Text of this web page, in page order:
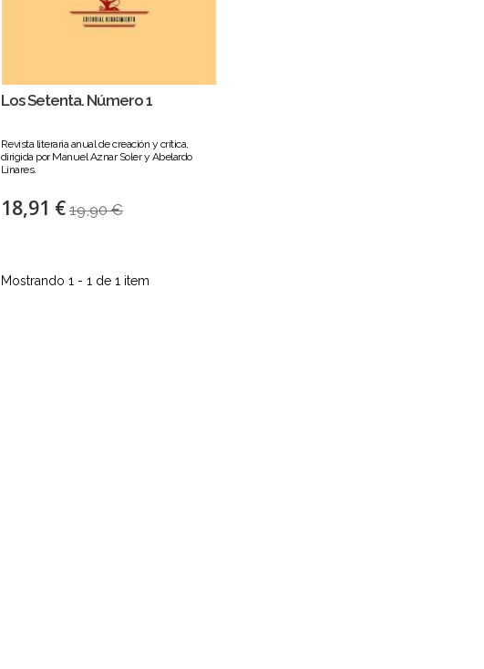
Los Setenta. Número 1
Revista literaria anual de creación y crítica,
dirigida por Manuel Aznar Soler y Abelardo
Linares.
18,91 € 19,90 €
Mostrando 1 - 1 de 1 item